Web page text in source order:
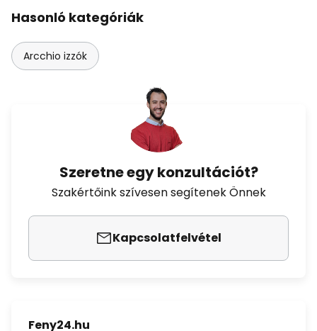
Hasonló kategóriák
Arcchio izzók
Szeretne egy konzultációt?
Szakértőink szívesen segítenek Önnek
Kapcsolatfelvétel
Feny24.hu